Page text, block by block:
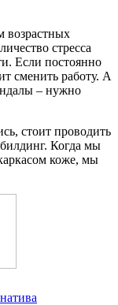
возрастных
стресса
Если постоянно
сменить работу. А
– нужно
стоит проводить
Когда мы
коже, мы